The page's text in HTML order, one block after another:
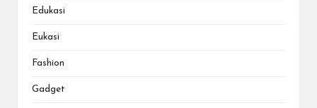
Edukasi
Eukasi
Fashion
Gadget